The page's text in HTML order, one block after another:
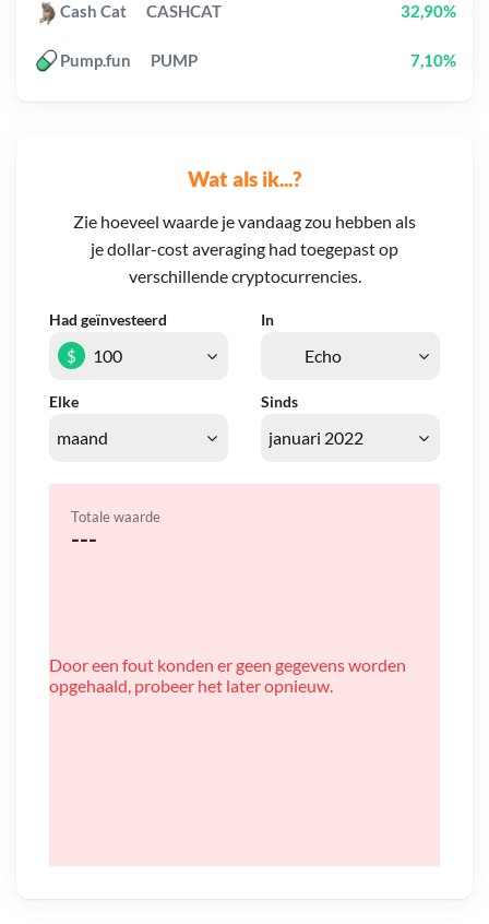
Wat als ik...?
Zie hoeveel waarde je vandaag zou hebben als
je dollar-cost averaging had toegepast op
verschillende cryptocurrencies.
Had geïnvesteerd In
Elke Sinds
$
Totale waarde
---
Door een fout konden er geen gegevens worden
opgehaald, probeer het later opnieuw.
Cash Cat CASHCAT 32,90%
Pump.fun PUMP 7,10%